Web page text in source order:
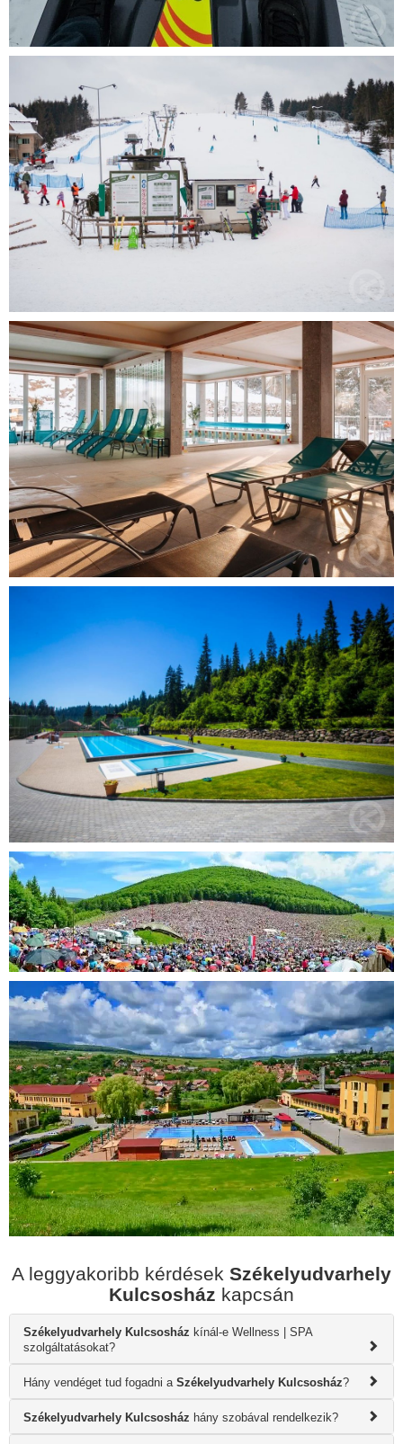
A leggyakoribb kérdések Székelyudvarhely
Kulcsosház kapcsán
Székelyudvarhely Kulcsosház kínál-e Wellness | SPA
szolgáltatásokat?
Hány vendéget tud fogadni a Székelyudvarhely Kulcsosház?
Székelyudvarhely Kulcsosház hány szobával rendelkezik?